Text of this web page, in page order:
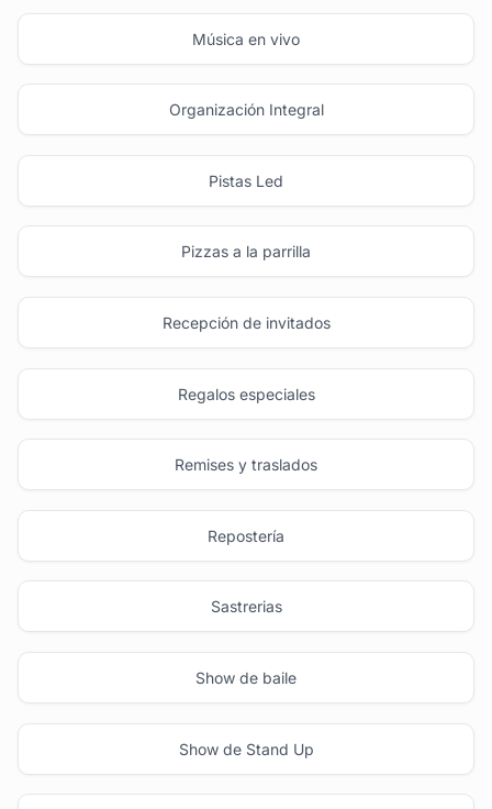
Música en vivo
Organización Integral
Pistas Led
Pizzas a la parrilla
Recepción de invitados
Regalos especiales
Remises y traslados
Repostería
Sastrerias
Show de baile
Show de Stand Up